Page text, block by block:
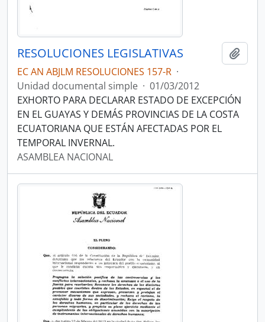
RESOLUCIONES LEGISLATIVAS
EC AN ABJLM RESOLUCIONES 157-R ·
Unidad documental simple · 01/03/2012
EXHORTO PARA DECLARAR ESTADO DE EXCEPCIÓN
EN EL GUAYAS Y DEMÁS PROVINCIAS DE LA COSTA
ECUATORIANA QUE ESTÁN AFECTADAS POR EL
TEMPORAL INVERNAL.
ASAMBLEA NACIONAL